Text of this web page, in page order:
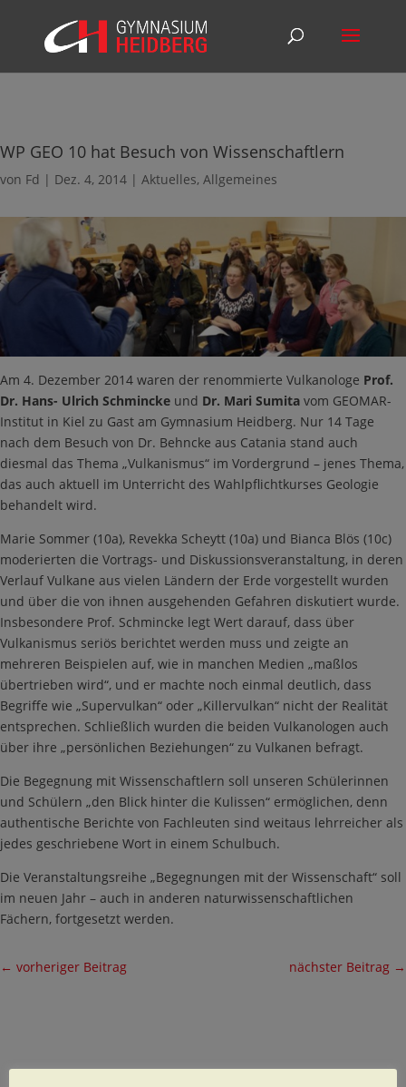
WP GEO 10 hat Besuch von Wissenschaftlern
von Fd | Dez. 4, 2014 | Aktuelles, Allgemeines
Am 4. Dezember 2014 waren der renommierte Vulkanologe Prof.
Dr. Hans- Ulrich Schmincke und Dr. Mari Sumita vom GEOMAR-
Institut in Kiel zu Gast am Gymnasium Heidberg. Nur 14 Tage
nach dem Besuch von Dr. Behncke aus Catania stand auch
diesmal das Thema „Vulkanismus“ im Vordergrund – jenes Thema,
das auch aktuell im Unterricht des Wahlpflichtkurses Geologie
behandelt wird.
Marie Sommer (10a), Revekka Scheytt (10a) und Bianca Blös (10c)
moderierten die Vortrags- und Diskussionsveranstaltung, in deren
Verlauf Vulkane aus vielen Ländern der Erde vorgestellt wurden
und über die von ihnen ausgehenden Gefahren diskutiert wurde.
Insbesondere Prof. Schmincke legt Wert darauf, dass über
Vulkanismus seriös berichtet werden muss und zeigte an
mehreren Beispielen auf, wie in manchen Medien „maßlos
übertrieben wird“, und er machte noch einmal deutlich, dass
Begriffe wie „Supervulkan“ oder „Killervulkan“ nicht der Realität
entsprechen. Schließlich wurden die beiden Vulkanologen auch
über ihre „persönlichen Beziehungen“ zu Vulkanen befragt.
Die Begegnung mit Wissenschaftlern soll unseren Schülerinnen
und Schülern „den Blick hinter die Kulissen“ ermöglichen, denn
authentische Berichte von Fachleuten sind weitaus lehrreicher als
jedes geschriebene Wort in einem Schulbuch.
Die Veranstaltungsreihe „Begegnungen mit der Wissenschaft“ soll
im neuen Jahr – auch in anderen naturwissenschaftlichen
Fächern, fortgesetzt werden.
← vorheriger Beitrag nächster Beitrag →